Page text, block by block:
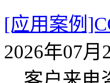
[应用案例
2026年07月